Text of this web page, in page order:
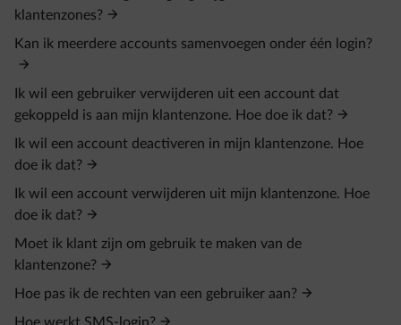
klantenzones?
Kan ik meerdere accounts samenvoegen onder één login?
Ik wil een gebruiker verwijderen uit een account dat
gekoppeld is aan mijn klantenzone. Hoe doe ik dat?
Ik wil een account deactiveren in mijn klantenzone. Hoe
doe ik dat?
Ik wil een account verwijderen uit mijn klantenzone. Hoe
doe ik dat?
Moet ik klant zijn om gebruik te maken van de
klantenzone?
Hoe pas ik de rechten van een gebruiker aan?